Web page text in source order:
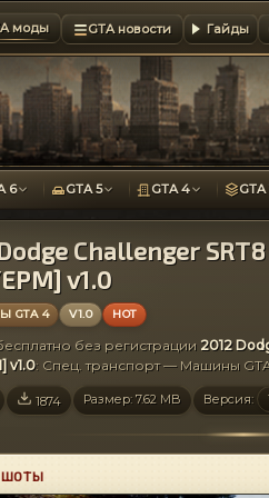
моды GTA новости Гайды
6 GTA 5 GTA 4 GTA
Challenger
v1.0
GTA 4 V1.0 HOT
без регистрации 2012
v1.0: Спец. транспорт — Машины
1874 Размер: 7.62 MB Версия: